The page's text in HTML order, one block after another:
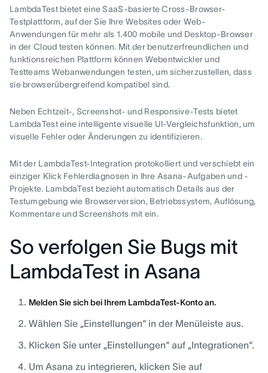
LambdaTest bietet eine SaaS-basierte Cross-Browser-
Testplattform, auf der Sie Ihre Websites oder Web-
Anwendungen für mehr als 1.400 mobile und Desktop-Browser
in der Cloud testen können. Mit der benutzerfreundlichen und
funktionsreichen Plattform können Webentwickler und
Testteams Webanwendungen testen, um sicherzustellen, dass
sie browserübergreifend kompatibel sind.
Neben Echtzeit-, Screenshot- und Responsive-Tests bietet
LambdaTest eine intelligente visuelle UI-Vergleichsfunktion, um
visuelle Fehler oder Änderungen zu identifizieren.
Mit der LambdaTest-Integration protokolliert und verschiebt ein
einziger Klick Fehlerdiagnosen in Ihre Asana-Aufgaben und -
Projekte. LambdaTest bezieht automatisch Details aus der
Testumgebung wie Browserversion, Betriebssystem, Auflösung,
Kommentare und Screenshots mit ein.
So verfolgen Sie Bugs mit
LambdaTest in Asana
Melden Sie sich bei Ihrem LambdaTest-Konto an.
Wählen Sie „Einstellungen“ in der Menüleiste aus.
Klicken Sie unter „Einstellungen“ auf „Integrationen“.
Um Asana zu integrieren, klicken Sie auf